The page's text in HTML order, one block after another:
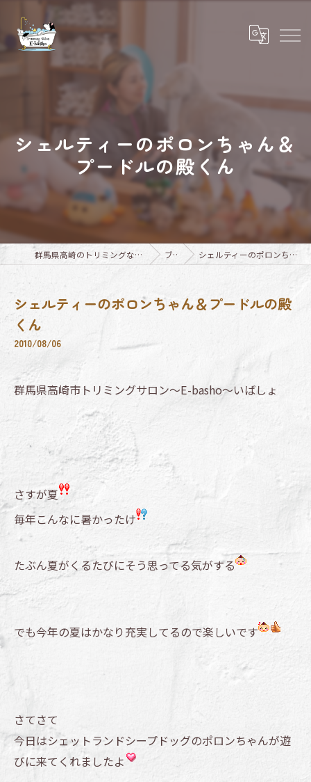
シェルティーのポロンちゃん＆
プードルの殿くん
群馬県高崎のトリミングならTrimming Salon E-basho ブログ シェルティーのポロンちゃん＆プードルの殿くん
シェルティーのポロンちゃん＆プードルの殿
くん
2010/08/06
群馬県高崎市トリミングサロン～E-basho～いばしょ
さすが夏
毎年こんなに暑かったけ
たぶん夏がくるたびにそう思ってる気がする
でも今年の夏はかなり充実してるので楽しいです
さてさて
今日はシェットランドシープドッグのポロンちゃんが遊
びに来てくれましたよ